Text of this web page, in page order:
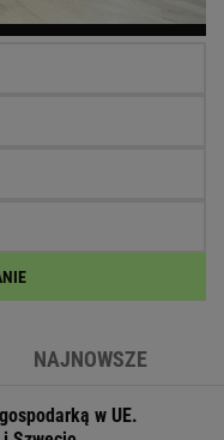
NAJNOWSZE
w UE.